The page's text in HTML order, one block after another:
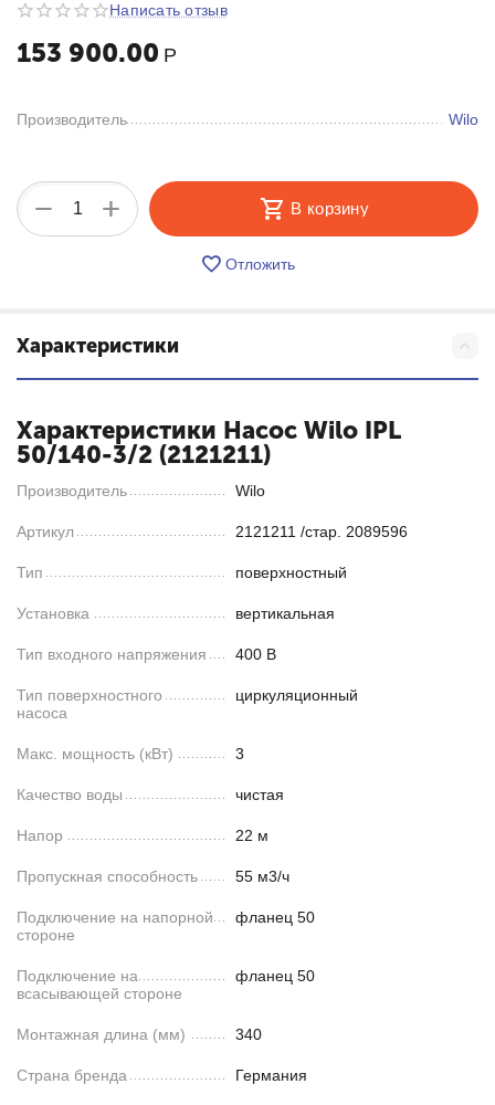
Написать отзыв
153 900.00 Р
Производитель Wilo
+
− В корзину
Отложить
Характеристики
Характеристики Насос Wilo IPL
50/140-3/2 (2121211)
Производитель Wilo
Артикул 2121211 /стар. 2089596
Тип поверхностный
Установка вертикальная
Тип входного напряжения 400 В
Тип поверхностного
насоса
циркуляционный
Макс. мощность (кВт) 3
Качество воды чистая
Напор 22 м
Пропускная способность 55 м3/ч
Подключение на напорной
стороне
фланец 50
Подключение на
всасывающей стороне
фланец 50
Монтажная длина (мм) 340
Страна бренда Германия